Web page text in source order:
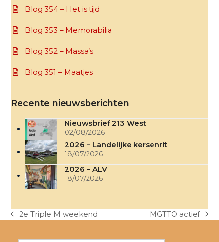
Blog 354 – Het is tijd
Blog 353 – Memorabilia
Blog 352 – Massa’s
Blog 351 – Maatjes
Recente nieuwsberichten
Nieuwsbrief 213 West
02/08/2026
2026 – Landelijke kersenrit
18/07/2026
2026 – ALV
18/07/2026
previous
2e Triple M weekend
next
MGTTO actief